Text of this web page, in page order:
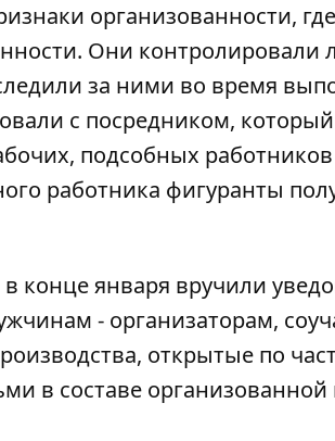
организованности,
Они контролировали
за ними во время
с посредником,
подсобных
работника фигуранты
конце января вручили
- организаторам,
открытые по
в составе организованной